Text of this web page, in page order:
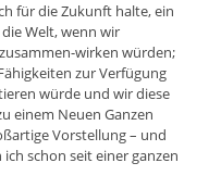
für die Zukunft halte, ein
Welt, wenn wir
wirken würden;
zur Verfügung
würde und wir diese
einem Neuen Ganzen
Vorstellung – und
schon seit einer ganzen